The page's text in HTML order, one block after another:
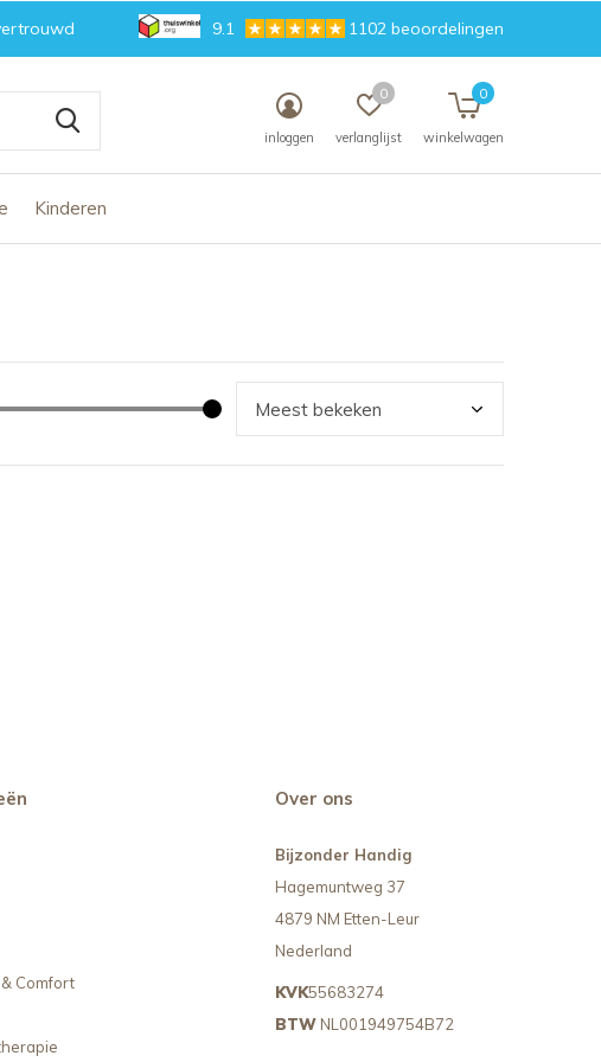
Kinderen
inloggen verlanglijst
0
winkelwagen
0
9.1 1102 beoordelingen
Comfort
Over ons
Bijzonder Handig
Hagemuntweg 37
4879 NM Etten-Leur
Nederland
KVK55683274
BTW NL001949754B72